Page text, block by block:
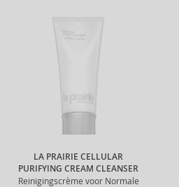
LA PRAIRIE CELLULAR
PURIFYING CREAM CLEANSER
Reinigingscrème voor Normale